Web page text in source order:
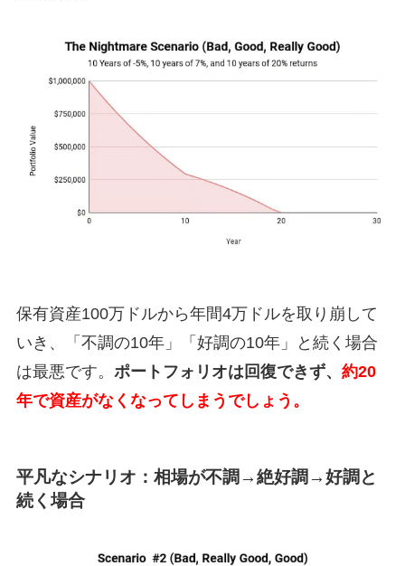
保有資産100万ドルから年間4万ドルを取り崩して
いき、「不調の10年」「好調の10年」と続く場合
は最悪です。 ポートフォリオは回復できず、 約20
年で資産がなくなってしまうでしょう。
平凡なシナリオ：相場が不調→絶好調→好調と
続く場合